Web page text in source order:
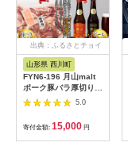
出典：ふるさとチョイ
ス
山形県 西川町
FYN6-196 月山malt
ポーク豚バラ厚切り焼
肉用と月山ビールセッ
ト 詰め合わせ 詰合せ
山形県 西川町
5.0
寄付金額: 15,000 円